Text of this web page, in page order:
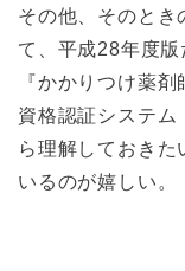
その他、そのとき
て、平成28年度
『かかりつけ薬
資格認証システム
ら理解しておきた
いるのが嬉しい。